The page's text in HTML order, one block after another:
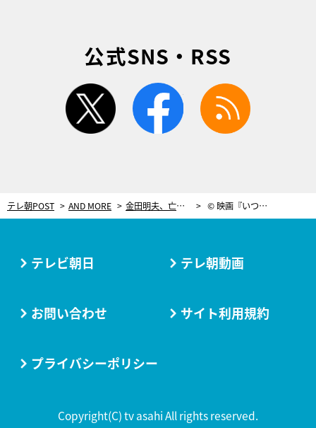
公式SNS・RSS
twitter facebook
テレ朝POST AND MORE 金田明夫、亡き愛犬のリードをポケットに入れて…かつての散歩道をランニング「一緒に俺はいるよ」 © 映画『いつくしみふかき』製作委員会
テレビ朝日 テレ朝動画
お問い合わせ サイト利用規約
プライバシーポリシー
Copyright(C) tv asahi All rights reserved.